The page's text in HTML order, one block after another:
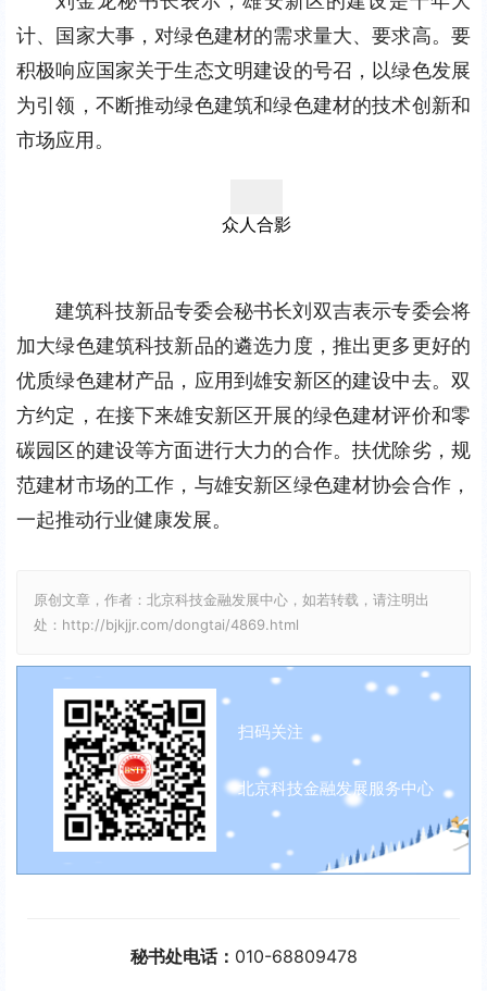
计、国家大事，对绿色建材的需求量大、要求高。要
积极响应国家关于生态文明建设的号召，以绿色发展
为引领，不断推动绿色建筑和绿色建材的技术创新和
市场应用。
众人合影
建筑科技新品专委会秘书长刘双吉表示专委会将
加大绿色建筑科技新品的遴选力度，推出更多更好的
优质绿色建材产品，应用到雄安新区的建设中去。双
方约定，在接下来雄安新区开展的绿色建材评价和零
碳园区的建设等方面进行大力的合作。扶优除劣，规
范建材市场的工作，与雄安新区绿色建材协会合作，
一起推动行业健康发展。
原创文章，作者：北京科技金融发展中心，如若转载，请注明出
处：http://bjkjjr.com/dongtai/4869.html
扫码关注
北京科技金融发展服务中心
秘书处电话： 010-68809478